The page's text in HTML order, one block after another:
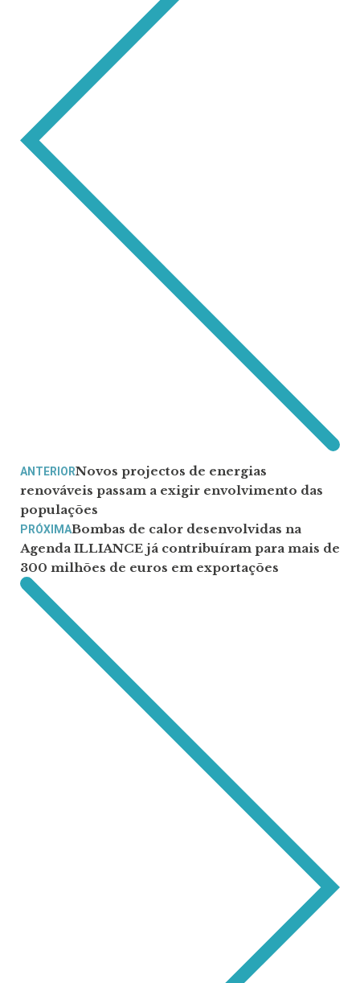
ANTERIORNovos projectos de energias
renováveis passam a exigir envolvimento das
populações
PRÓXIMABombas de calor desenvolvidas na
Agenda ILLIANCE já contribuíram para mais de
300 milhões de euros em exportações